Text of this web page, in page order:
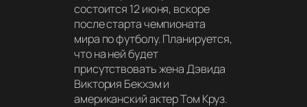
состоится 12 июня, вскоре
после старта чемпионата
мира по футболу. Планируется,
что на ней будет
присутствовать жена Дэвида
Виктория Бекхэм и
американский актер Том Круз.